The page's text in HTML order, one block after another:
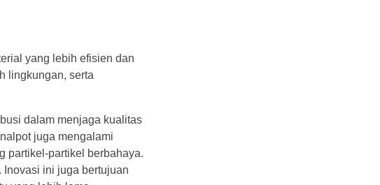
yang lebih efisien dan
lingkungan, serta
dalam menjaga kualitas
juga mengalami
partikel-partikel berbahaya.
ini juga bertujuan